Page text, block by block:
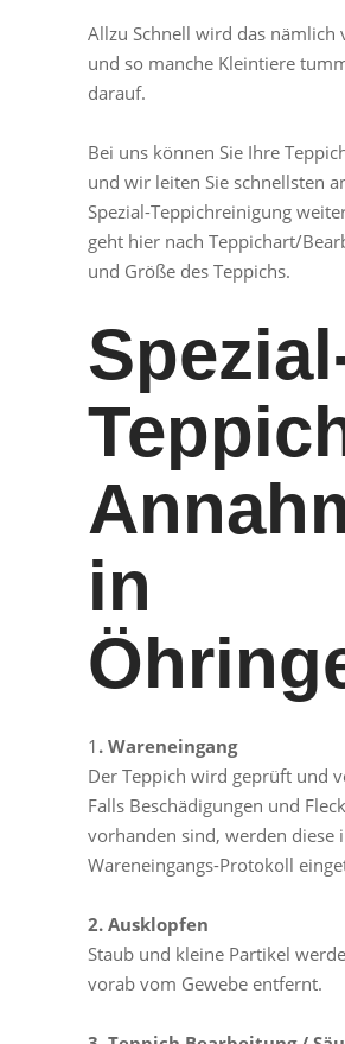
Allzu Schnell wird das nämlich
und so manche Kleintiere
darauf.
Bei uns können Sie Ihre
und wir leiten Sie schnellsten
Spezial-Teppichreinigung
geht hier nach Teppichart/
und Größe des Teppichs.
in
1 . Wareneingang
Der Teppich wird geprüft und
Falls Beschädigungen und
vorhanden sind, werden diese
Wareneingangs-Protokoll
2. Ausklopfen
Staub und kleine Partikel
vorab vom Gewebe entfernt.